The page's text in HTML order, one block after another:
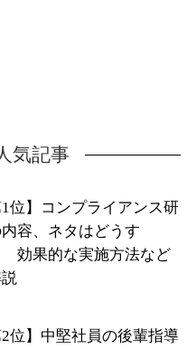
気記事
1位】コンプライアンス研
容、ネタはどうす
効果的な実施方法など
2位】中堅社員の後輩指導